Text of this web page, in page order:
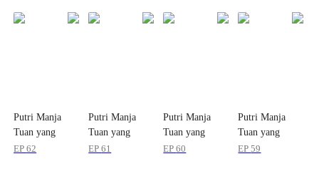
Putri Manja
Tuan yang
Hebat
EP62
Putri Manja
Tuan yang
Hebat
EP61
Putri Manja
Tuan yang
Hebat
EP60
Putri Manja
Tuan yang
Hebat
EP59